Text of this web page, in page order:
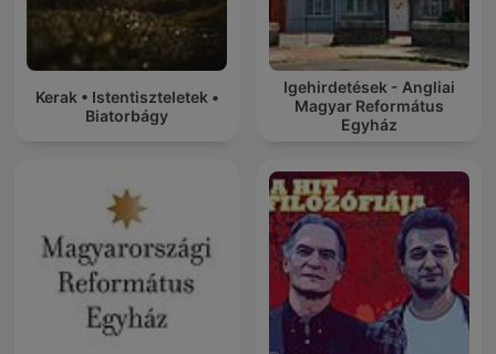
Kerak • Istentiszteletek •
Biatorbágy
Igehirdetések - Angliai
Magyar Református
Egyház